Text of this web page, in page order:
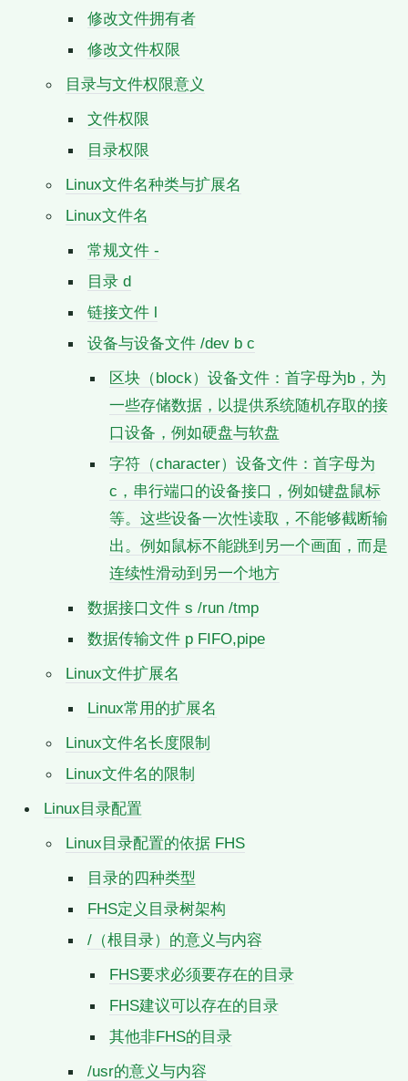
修改文件拥有者
修改文件权限
目录与文件权限意义
文件权限
目录权限
Linux文件名种类与扩展名
Linux文件名
常规文件 -
目录 d
链接文件 l
设备与设备文件 /dev b c
区块（block）设备文件：首字母为b，为
一些存储数据，以提供系统随机存取的接
口设备，例如硬盘与软盘
字符（character）设备文件：首字母为
c，串行端口的设备接口，例如键盘鼠标
等。这些设备一次性读取，不能够截断输
出。例如鼠标不能跳到另一个画面，而是
连续性滑动到另一个地方
数据接口文件 s /run /tmp
数据传输文件 p FIFO,pipe
Linux文件扩展名
Linux常用的扩展名
Linux文件名长度限制
Linux文件名的限制
Linux目录配置
Linux目录配置的依据 FHS
目录的四种类型
FHS定义目录树架构
/（根目录）的意义与内容
FHS要求必须要存在的目录
FHS建议可以存在的目录
其他非FHS的目录
/usr的意义与内容